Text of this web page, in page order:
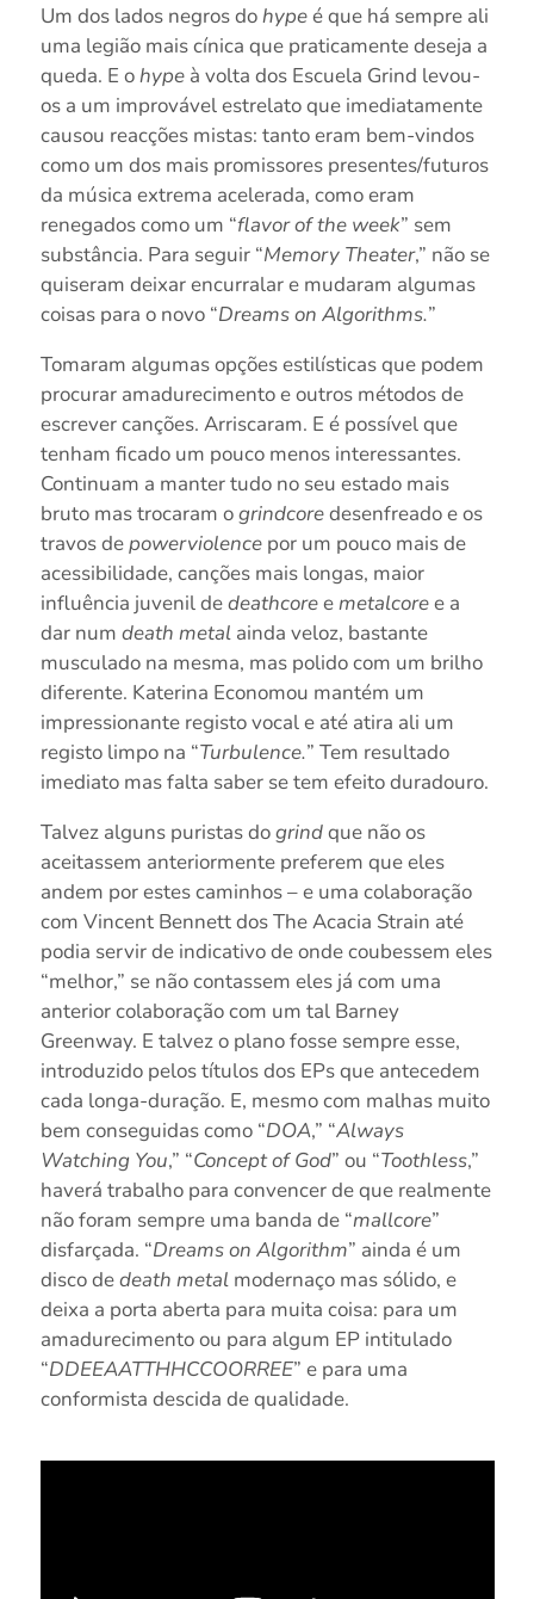
Um dos lados negros dohypeé que há sempre ali
uma legião mais cínica que praticamente deseja a
queda. E ohypeà volta dos Escuela Grind levou-
os a um improvável estrelato que imediatamente
causou reacções mistas: tanto eram bem-vindos
como um dos mais promissores presentes/futuros
da música extrema acelerada, como eram
renegados como um “flavor of the week” sem
substância. Para seguir “Memory Theater,” não se
quiseram deixar encurralar e mudaram algumas
coisas para o novo “Dreams on Algorithms.”
Tomaram algumas opções estilísticas que podem
procurar amadurecimento e outros métodos de
escrever canções. Arriscaram. E é possível que
tenham ficado um pouco menos interessantes.
Continuam a manter tudo no seu estado mais
bruto mas trocaram ogrindcoredesenfreado e os
travos depowerviolencepor um pouco mais de
acessibilidade, canções mais longas, maior
influência juvenil dedeathcoreemetalcoree a
dar num death metalainda veloz, bastante
musculado na mesma, mas polido com um brilho
diferente. Katerina Economou mantém um
impressionante registo vocal e até atira ali um
registo limpo na “Turbulence.” Tem resultado
imediato mas falta saber se tem efeito duradouro.
Talvez alguns puristas dogrindque não os
aceitassem anteriormente preferem que eles
andem por estes caminhos – e uma colaboração
com Vincent Bennett dos The Acacia Strain até
podia servir de indicativo de onde coubessem eles
“melhor,” se não contassem eles já com uma
anterior colaboração com um tal Barney
Greenway. E talvez o plano fosse sempre esse,
introduzido pelos títulos dos EPs que antecedem
cada longa-duração. E, mesmo com malhas muito
bem conseguidas como “DOA,” “Always
Watching You,” “Concept of God” ou “Toothless,”
haverá trabalho para convencer de que realmente
não foram sempre uma banda de “mallcore”
disfarçada. “Dreams on Algorithm” ainda é um
disco dedeath metalmodernaço mas sólido, e
deixa a porta aberta para muita coisa: para um
amadurecimento ou para algum EP intitulado
“DDEEAATTHHCCOORREE” e para uma
conformista descida de qualidade.